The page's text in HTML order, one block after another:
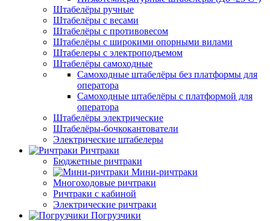
Штабелёры ручные
Штабелёры с весами
Штабелёры с противовесом
Штабелёры с широкими опорными вилами
Штабелеры с электроподъемом
Штабелёры самоходные
Самоходные штабелёры без платформы для
оператора
Самоходные штабелёры с платформой для
оператора
Штабелёры электрические
Штабелёры-бочкокантователи
Электрические штабелеры
Ричтраки
Бюджетные ричтраки
Мини-ричтраки
Многоходовые ричтраки
Ричтраки с кабиной
Электрические ричтраки
Погрузчики